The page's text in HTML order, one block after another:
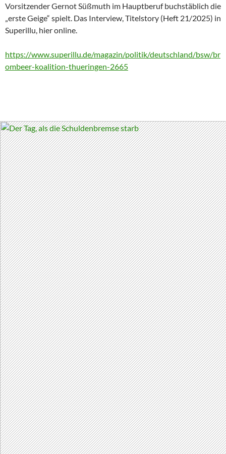
Vorsitzender Gernot Süßmuth im Hauptberuf buchstäblich die
„erste Geige“ spielt. Das Interview, Titelstory (Heft 21/2025) in
Superillu, hier online.
https://www.superillu.de/magazin/politik/deutschland/bsw/br
ombeer-koalition-thueringen-2665